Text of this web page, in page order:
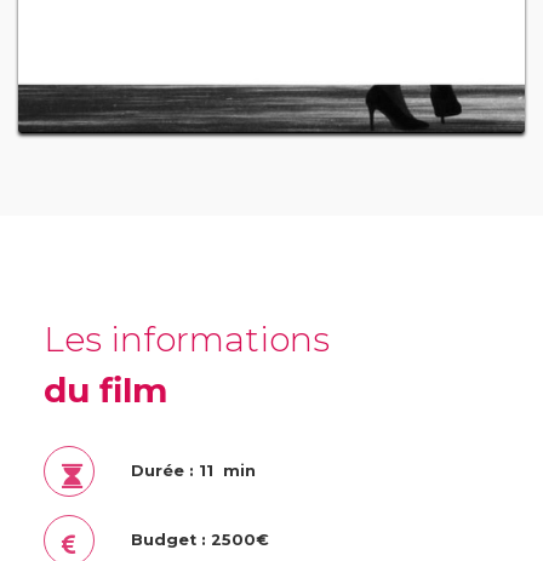
Les informations
du film
Durée : 11 min
Budget : 2500€